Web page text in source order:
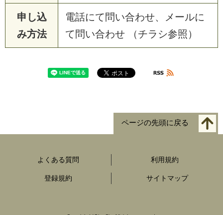
申し込
み方法
電話にて問い合わせ、メールに
て問い合わせ （チラシ参照）
ページの先頭に戻る
よくある質問 利用規約
登録規約 サイトマップ